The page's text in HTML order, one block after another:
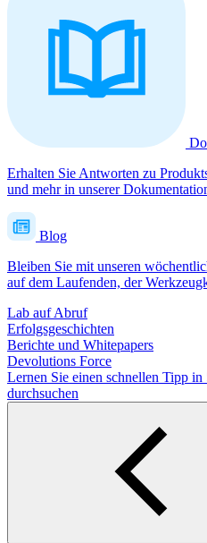
Erhalten Sie Antworten zu
und mehr in unserer
Blog
Bleiben Sie mit unseren
auf dem Laufenden, der
Lab auf Abruf
Erfolgsgeschichten
Berichte und Whitepapers
Devolutions Force
Lernen Sie einen schnellen Tipp
durchsuchen